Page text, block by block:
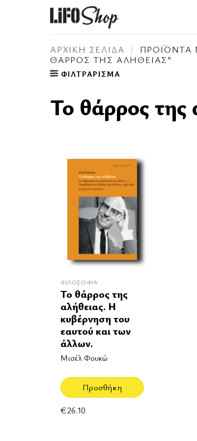
ΑΡΧΙΚΉ ΣΕΛΊΔΑ /
ΠΡΟΪΌΝΤΑ
ΘΆΡΡΟΣ ΤΗΣ ΑΛΉΘΕΙΑΣ”
ΦΙΛΤΡΆΡΙΣΜΑ
Το θάρρος της
ΦΙΛΟΣΟΦΊΑ
Το θάρρος της
αλήθειας. Η
κυβέρνηση του
εαυτού και των
άλλων.
Μισέλ Φουκώ
Προσθήκη
€26.10